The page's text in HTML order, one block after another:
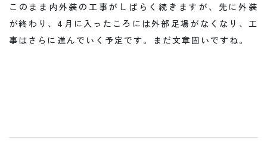
このまま内外装の工事がしばらく続きますが、先に外装
が終わり、4月に入ったころには外部足場がなくなり、工
事はさらに進んでいく予定です。まだ文章固いですね。